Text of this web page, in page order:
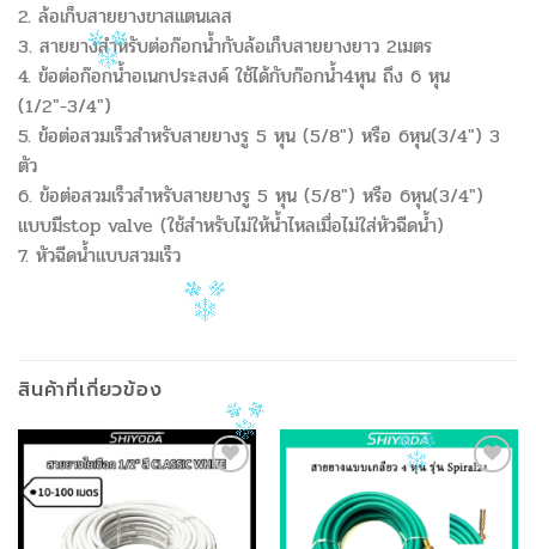
2. ล้อเก็บสายยางขาสแตนเลส
3. สายยางสำหรับต่อก๊อกน้ำกับล้อเก็บสายยางยาว 2เมตร
4. ข้อต่อก๊อกน้ำอเนกประสงค์ ใช้ได้กับก๊อกน้ำ4หุน ถึง 6 หุน
(1/2″-3/4″)
5. ข้อต่อสวมเร็วสำหรับสายยางรู 5 หุน (5/8″) หรือ 6หุน(3/4″) 3
ตัว
6. ข้อต่อสวมเร็วสำหรับสายยางรู 5 หุน (5/8″) หรือ 6หุน(3/4″)
แบบมีstop valve (ใช้สำหรับไม่ให้น้ำไหลเมื่อไม่ใส่หัวฉีดน้ำ)
7. หัวฉีดน้ำแบบสวมเร็ว
สินค้าที่เกี่ยวข้อง
Wishlist